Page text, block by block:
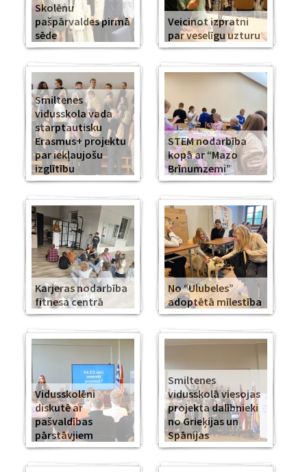
Skolēnu
pašpārvaldes pirmā
sēde
Veicinot izpratni
par veselīgu uzturu
Smiltenes
vidusskola vada
starptautisku
Erasmus+ projektu
par iekļaujošu
izglītību
STEM nodarbība
kopā ar “Mazo
Brīnumzemi”
Karjeras nodarbība
fitnesa centrā
No “Ulubeles”
adoptētā mīlestība
Vidusskolēni
diskutē ar
pašvaldības
pārstāvjiem
Smiltenes
vidusskolā viesojas
projekta dalībnieki
no Grieķijas un
Spānijas